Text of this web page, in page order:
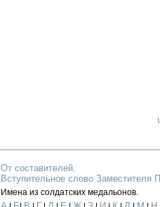
От составителей.
Вступительное слово
Имена из солдатских медальонов.